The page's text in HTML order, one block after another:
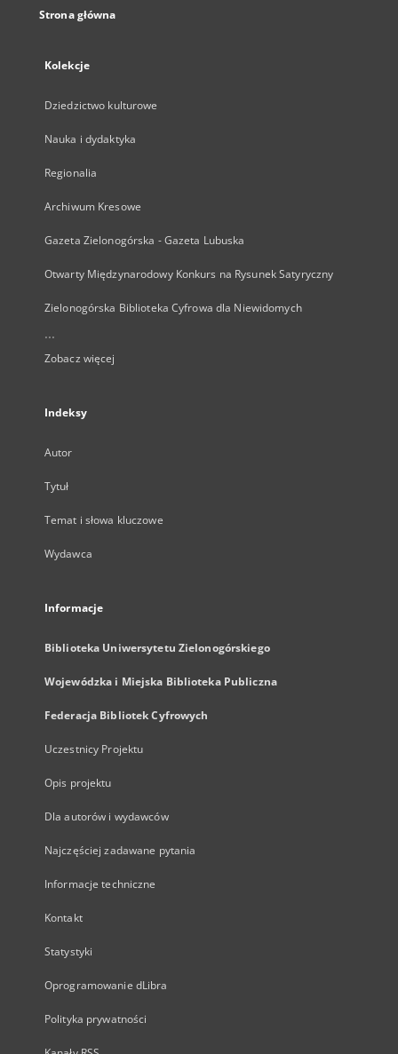
Strona główna
Kolekcje
Dziedzictwo kulturowe
Nauka i dydaktyka
Regionalia
Archiwum Kresowe
Gazeta Zielonogórska - Gazeta Lubuska
Otwarty Międzynarodowy Konkurs na Rysunek Satyryczny
Zielonogórska Biblioteka Cyfrowa dla Niewidomych
...
Zobacz więcej
Indeksy
Autor
Tytuł
Temat i słowa kluczowe
Wydawca
Informacje
Biblioteka Uniwersytetu Zielonogórskiego
Wojewódzka i Miejska Biblioteka Publiczna
Federacja Bibliotek Cyfrowych
Uczestnicy Projektu
Opis projektu
Dla autorów i wydawców
Najczęściej zadawane pytania
Informacje techniczne
Kontakt
Statystyki
Oprogramowanie dLibra
Polityka prywatności